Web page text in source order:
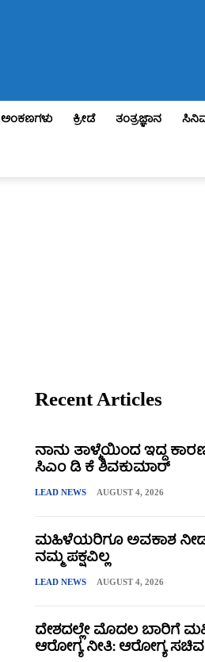
ಅಂಕಣಗಳು ಕ್ರೀಡೆ ತಂತ್ರಜ್ಞಾನ
Recent Articles
ನಾನು ತಾಳ್ಮೆಯಿಂದ ಇದ್ದ
ಸಿಎಂ ಡಿ ಕೆ ಶಿವಕುಮಾರ್
LEAD NEWS AUGUST 4, 2026
ಮಹಿಳೆಯರಿಗೂ ಅವಕಾಶ
ನಮ್ಮ ಪಕ್ಷವಿಲ್ಲ
LEAD NEWS AUGUST 4, 2026
ದೇಶದಲ್ಲೇ ಮೊದಲ ಬಾರಿಗೆ
ಆರೋಗ್ಯ ನೀತಿ: ಆರೋಗ್ಯ